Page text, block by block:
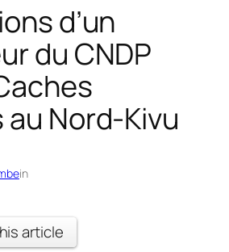
d’un
du CNDP
au Nord-Kivu
in
article